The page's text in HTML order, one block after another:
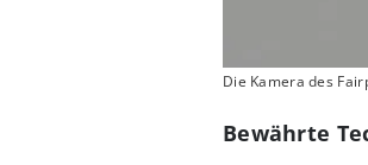
Die Kamera des
Bewährte